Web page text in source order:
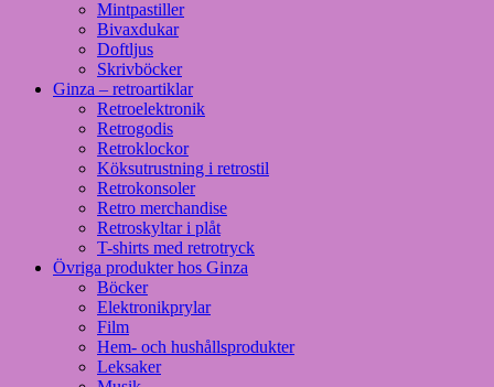
Mintpastiller
Bivaxdukar
Doftljus
Skrivböcker
Ginza – retroartiklar
Retroelektronik
Retrogodis
Retroklockor
Köksutrustning i retrostil
Retrokonsoler
Retro merchandise
Retroskyltar i plåt
T-shirts med retrotryck
Övriga produkter hos Ginza
Böcker
Elektronikprylar
Film
Hem- och hushållsprodukter
Leksaker